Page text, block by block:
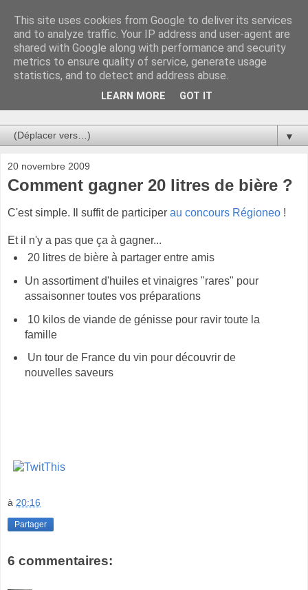
Au bistro !
La connerie étant le seul chemin susceptible de nous faire
entrevoir une parcelle de vérité, utilisons la par des moyens
de communication efficaces. Le temps qu'on remplisse nos
▼
20 novembre 2009
Comment gagner 20 litres de bière ?
C'est simple. Il suffit de participer au concours Régioneo !
Et il n'y a pas que ça à gagner...
20 litres de bière à partager entre amis
Un assortiment d'huiles et vinaigres "rares" pour
assaisonner toutes vos préparations
10 kilos de viande de génisse pour ravir toute la
famille
Un tour de France du vin pour découvrir de
nouvelles saveurs
à 20:16
Partager
6 commentaires:
This site uses cookies from Google to deliver its services
and to analyze traffic. Your IP address and user-agent are
shared with Google along with performance and security
metrics to ensure quality of service, generate usage
statistics, and to detect and address abuse.
LEARN MORE GOT IT